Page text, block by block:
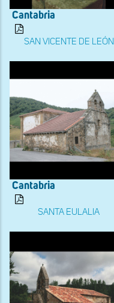
Cantabria
SAN VICENTE DE LEÓN
Cantabria
SANTA EULALIA